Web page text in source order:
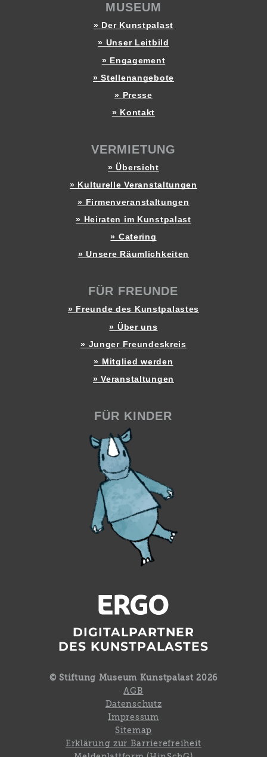
MUSEUM
» Der Kunstpalast
» Unser Leitbild
» Engagement
» Stellenangebote
» Presse
» Kontakt
VERMIETUNG
» Übersicht
» Kulturelle Veranstaltungen
» Firmenveranstaltungen
» Heiraten im Kunstpalast
» Catering
» Unsere Räumlichkeiten
FÜR FREUNDE
» Freunde des Kunstpalastes
» Über uns
» Junger Freundeskreis
» Mitglied werden
» Veranstaltungen
FÜR KINDER
DIGITALPARTNER
DES KUNSTPALASTES
© Stiftung Museum Kunstpalast 2026
AGB
Datenschutz
Impressum
Sitemap
Erklärung zur Barrierefreiheit